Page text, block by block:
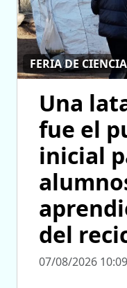
FERIA DE
Una
fue el
inicial
del
07/08/2026 10:09